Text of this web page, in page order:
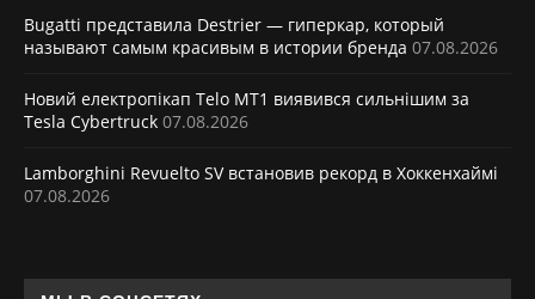
Bugatti представила Destrier — гиперкар, который
называют самым красивым в истории бренда 07.08.2026
Новий електропікап Telo MT1 виявився сильнішим за
Tesla Cybertruck 07.08.2026
Lamborghini Revuelto SV встановив рекорд в Хоккенхаймі
07.08.2026